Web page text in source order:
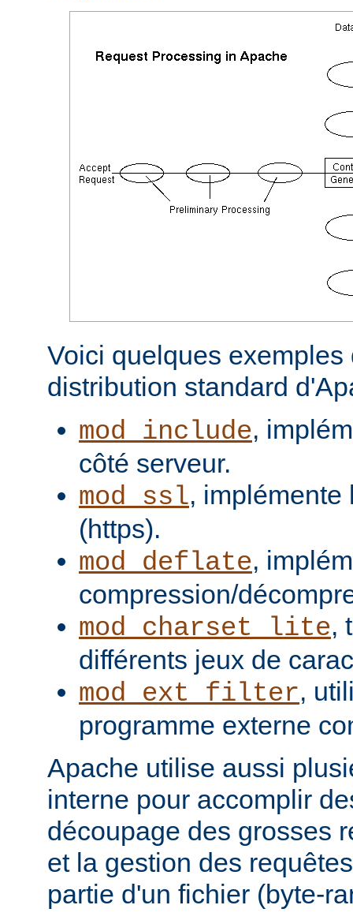
Voici quelques
distribution standard
mod_include,
côté serveur.
mod_ssl, implémente
(https).
mod_deflate,
compression/
mod_charset_lite,
différents jeux de
mod_ext_filter,
programme externe
Apache utilise aussi
interne pour accomplir
découpage des grosses
et la gestion des
partie d'un fichier (byte-